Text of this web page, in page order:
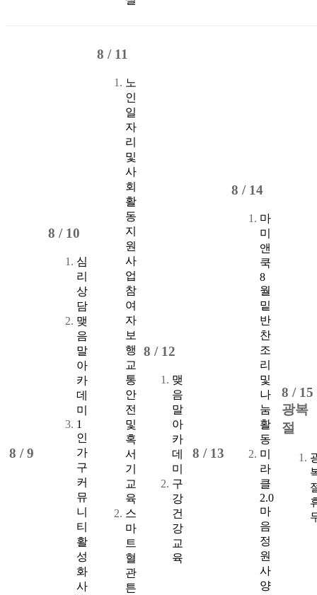
8 /9
8 / 10
심
리
상
담
맺
음
말
아
카
데
미
1
인
가
구
커
뮤
니
티
활
성
화
사
8 / 11
노
인
일
자
리
및
사
회
활
동
지
원
사
업
참
여
자
보
행
교
통
안
전
및
혹
서
기
교
육
스
마
트
혈
관
튼
8 / 12
맺
음
말
아
카
데
미
구
강
건
강
교
육
8 / 13
8 / 14
마
미
앤
쿡
8
월
밑
반
찬
조
리
및
나
눔
활
동
미
라
클
2.0
마
음
정
원
사
양
8 / 15
광복
절